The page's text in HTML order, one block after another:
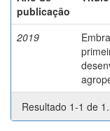
publicação
2019
Resultado 1-1 de 1.